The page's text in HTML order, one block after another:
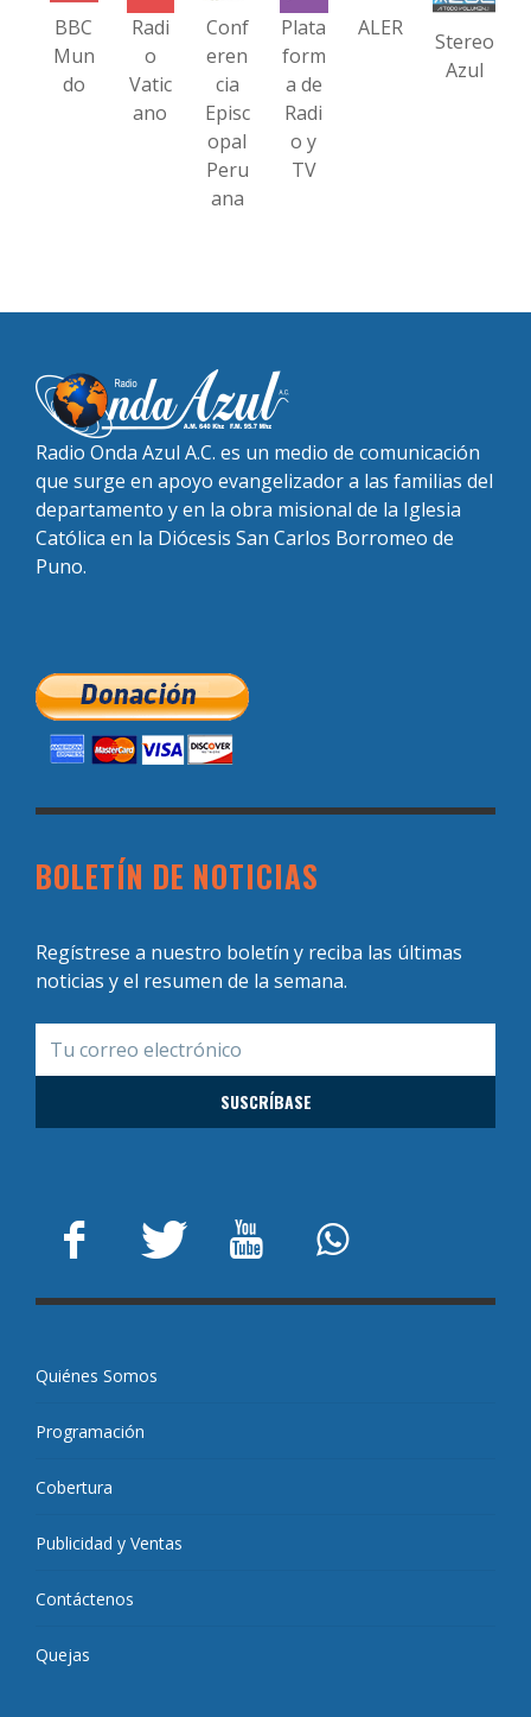
BBC
Mun
do
Radi
o
Vatic
ano
Conf
eren
cia
Episc
opal
Peru
ana
Plata
form
a de
Radi
o y
TV
ALER
Stereo
Azul
Radio Onda Azul A.C. es un medio de comunicación
que surge en apoyo evangelizador a las familias del
departamento y en la obra misional de la Iglesia
Católica en la Diócesis San Carlos Borromeo de
Puno.
BOLETÍN DE NOTICIAS
Regístrese a nuestro boletín y reciba las últimas
noticias y el resumen de la semana.
Quiénes Somos
Programación
Cobertura
Publicidad y Ventas
Contáctenos
Quejas